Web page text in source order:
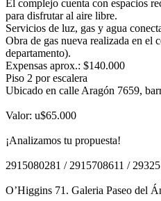
El complejo cuenta con espacios
para disfrutar al aire libre.
Servicios de luz, gas y agua
Obra de gas nueva realizada en el
departamento).
Expensas aprox.: $140.000
Piso 2 por escalera
Ubicado en calle Aragón 7659,
Valor: u$65.000
¡Analizamos tu propuesta!
2915080281 / 2915708611 /
O’Higgins 71. Galeria Paseo del